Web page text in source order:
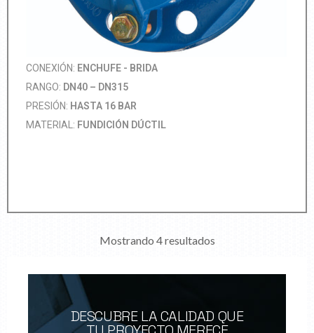
CONEXIÓN: ENCHUFE - BRIDA
RANGO: DN40 – DN315
PRESIÓN: HASTA 16 BAR
MATERIAL: FUNDICIÓN DÚCTIL
Mostrando 4 resultados
DESCUBRE LA CALIDAD QUE